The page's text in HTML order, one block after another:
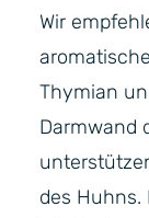
Wir
Thymian
Darmwand
des Huhns.